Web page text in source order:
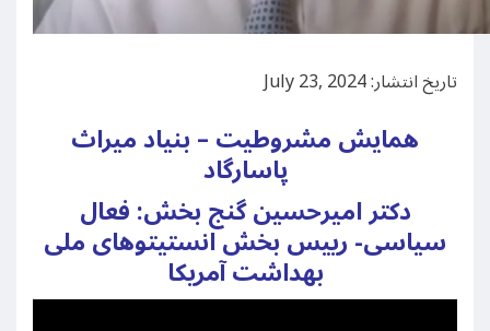
تاریخ انتشار: July 23, 2024
همایش مشروطیت – بنیاد میراث
پاسارگاد
دکتر امیرحسین گنج بخش: فعال
سیاسی- رییس بخش انستیتوهای ملی
بهداشت آمریکا